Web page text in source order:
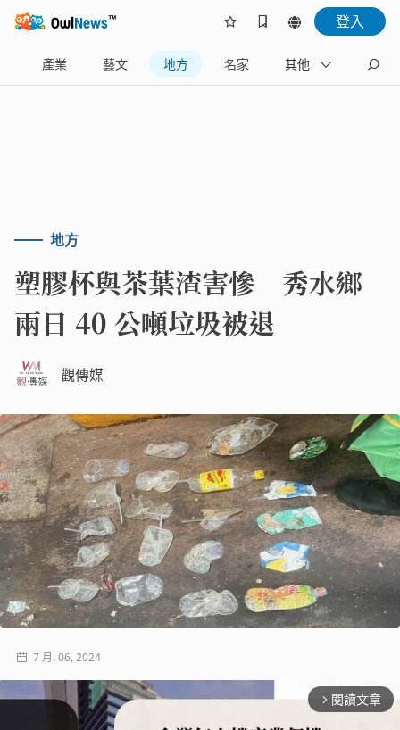
登入
產業 藝文 地方 名家 其他
地方
塑膠杯與茶葉渣害慘 秀水鄉
兩日 40 公噸垃圾被退
觀傳媒
7 月. 06, 2024
arrow_forward_ios 閱讀文章